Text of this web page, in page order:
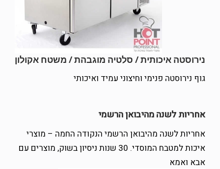
נירוסטה איכותית / סלטיה מוגבהת / משטח אקולון
גוף נירוסטה פנימי וחיצוני עמיד ואיכותי
אחריות לשנה מהיבואן הרשמי
אחריות לשנה מהיבואן הרשמי הנקודה החמה – מוצרי
איכות למטבח המוסדי. 30 שנות ניסיון בשוק, מוצרים עם
אבא ואמא